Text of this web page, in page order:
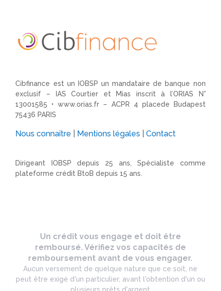
Cibfinance est un IOBSP un mandataire de banque non
exclusif – IAS Courtier et Mias inscrit à l’ORIAS N°
13001585 •www.orias.fr – ACPR 4 placede Budapest
75436 PARIS
Nous connaître Mentions légales |Contact
Dirigeant IOBSP depuis 25 ans, Spécialiste comme
plateforme crédit BtoB depuis 15 ans.
Un crédit vous engage et doit être
remboursé. Vérifiez vos capacités de
remboursement avant de vous engager.
Aucun versement de quelque nature que ce soit, ne
peut être exigé d'un particulier, avant l'obtention d'un ou